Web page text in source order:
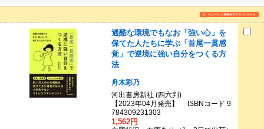
過酷な環境でもなお「強い心」を
保てた人たちに学ぶ「首尾一貫感
覚」で逆境に強い自分をつくる方
法
舟木彩乃
河出書房新社 (四六判)
【2023年04月発売】 ISBNコード 9
784309231303
1,562円